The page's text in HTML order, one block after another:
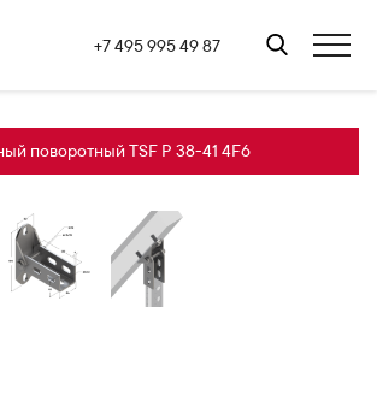
+7 495 995 49 87
поворотный TSF P 38-41 4F6